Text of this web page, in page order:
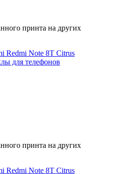
принта на других
принта на других